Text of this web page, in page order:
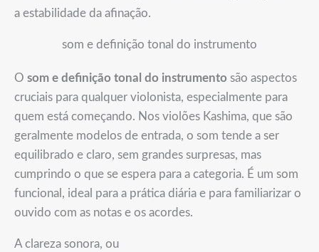
a estabilidade da afinação.
som e definição tonal do instrumento
O som e definição tonal do instrumento são aspectos
cruciais para qualquer violonista, especialmente para
quem está começando. Nos violões Kashima, que são
geralmente modelos de entrada, o som tende a ser
equilibrado e claro, sem grandes surpresas, mas
cumprindo o que se espera para a categoria. É um som
funcional, ideal para a prática diária e para familiarizar o
ouvido com as notas e os acordes.
A clareza sonora, ou